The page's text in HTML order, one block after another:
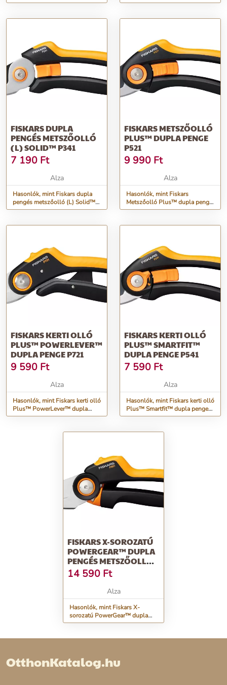
FISKARS DUPLA
PENGÉS METSZŐOLLÓ
(L) SOLID™ P341
7 190 Ft
Alza
Hasonlók, mint Fiskars dupla
pengés metszőolló (L) Solid™
P341
FISKARS METSZŐOLLÓ
PLUS™ DUPLA PENGE
P521
9 990 Ft
Alza
Hasonlók, mint Fiskars
Metszőolló Plus™ dupla penge
P521
FISKARS KERTI OLLÓ
PLUS™ POWERLEVER™
DUPLA PENGE P721
9 590 Ft
Alza
Hasonlók, mint Fiskars kerti olló
Plus™ PowerLever™ dupla
penge P721
FISKARS KERTI OLLÓ
PLUS™ SMARTFIT™
DUPLA PENGE P541
7 590 Ft
Alza
Hasonlók, mint Fiskars kerti olló
Plus™ Smartfit™ dupla penge
P541
FISKARS X-SOROZATÚ
POWERGEAR™ DUPLA
PENGÉS METSZŐOLLÓ
(L) P961
14 590 Ft
Alza
Hasonlók, mint Fiskars X-
sorozatú PowerGear™ dupla
pengés metszőolló (L) P961
OtthonKatalog.hu